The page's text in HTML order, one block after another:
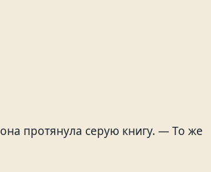
протянула серую книгу. — То же